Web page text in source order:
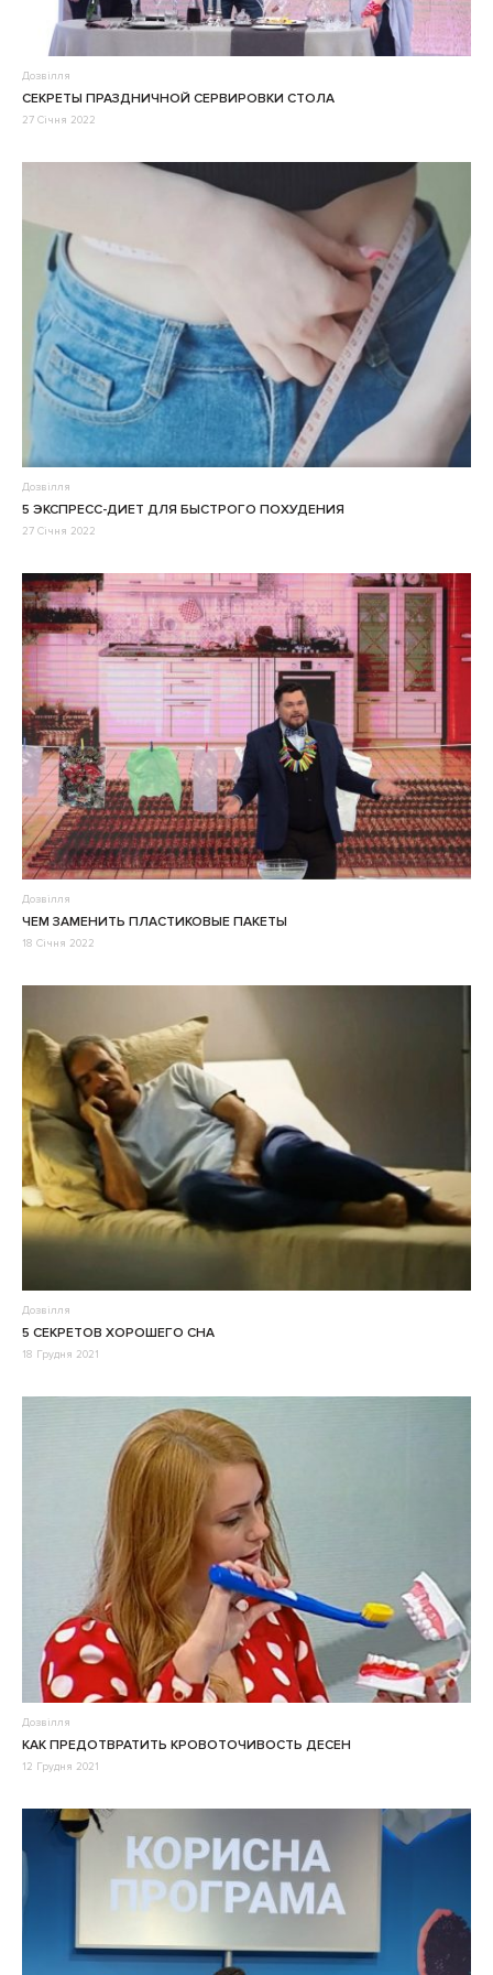
Дозвілля
СЕКРЕТЫ ПРАЗДНИЧНОЙ СЕРВИРОВКИ СТОЛА
27 Січня 2022
Дозвілля
5 ЭКСПРЕСС-ДИЕТ ДЛЯ БЫСТРОГО ПОХУДЕНИЯ
27 Січня 2022
Дозвілля
ЧЕМ ЗАМЕНИТЬ ПЛАСТИКОВЫЕ ПАКЕТЫ
18 Січня 2022
Дозвілля
5 СЕКРЕТОВ ХОРОШЕГО СНА
18 Грудня 2021
Дозвілля
КАК ПРЕДОТВРАТИТЬ КРОВОТОЧИВОСТЬ ДЕСЕН
12 Грудня 2021